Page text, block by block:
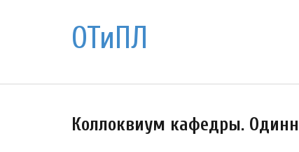
ОТиПЛ
Коллоквиум кафедры.